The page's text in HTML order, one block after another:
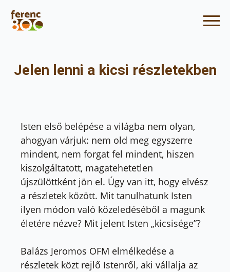
Jelen lenni a kicsi részletekben
Isten első belépése a világba nem olyan,
ahogyan várjuk: nem old meg egyszerre
mindent, nem forgat fel mindent, hiszen
kiszolgáltatott, magatehetetlen
újszülöttként jön el. Úgy van itt, hogy elvész
a részletek között. Mit tanulhatunk Isten
ilyen módon való közeledéséből a magunk
életére nézve? Mit jelent Isten „kicsisége”?
Balázs Jeromos OFM elmélkedése a
részletek közt rejlő Istenről, aki vállalja az